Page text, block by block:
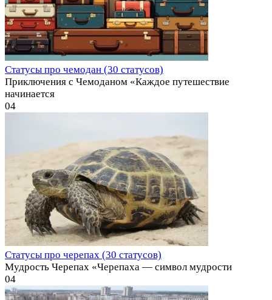
Статусы про чемодан (30 статусов)
Приключения с Чемоданом «Каждое путешествие
начинается
04
Статусы про черепах (30 статусов)
Мудрость Черепах «Черепаха — символ мудрости
04